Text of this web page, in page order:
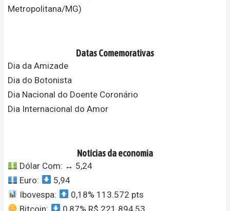
Metropolitana/MG)
Datas Comemorativas
Dia da Amizade
Dia do Botonista
Dia Nacional do Doente Coronário
Dia Internacional do Amor
Notícias da economia
Dólar Com: ↔️ 5,24
Euro:
5,94
Ibovespa:
0,18% 113.572 pts
Bitcoin:
0,87% R$ 221.894,53